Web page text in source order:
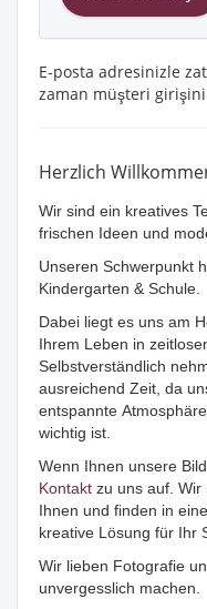
E-posta adresinizle
zaman müşteri
Herzlich
Wir sind ein kreatives
frischen Ideen und
Unseren Schwerpunkt
Kindergarten & Schule.
Dabei liegt es uns am
Ihrem Leben in
Selbstverständlich
ausreichend Zeit, da
entspannte
wichtig ist.
Wenn Ihnen unsere
Kontakt zu uns auf.
Ihnen und finden in
kreative Lösung für Ihr
Wir lieben Fotografie
unvergesslich machen.